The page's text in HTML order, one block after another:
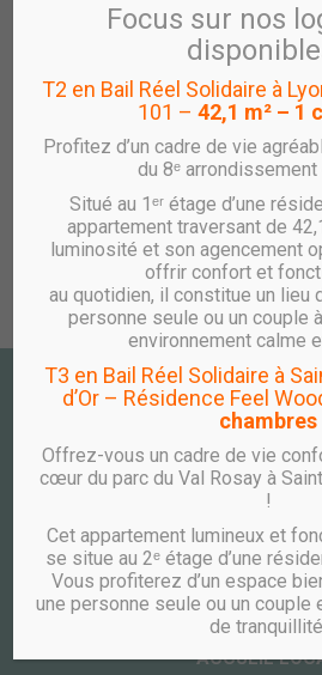
THIERRY DUGELAY
Lieu : Villeurbanne
CONTACT
PÔLE
10 avenue des
CS 10036
69517 VAULX
ACCUEIL
04 26 59 05 23
ACCUEIL
Focus sur nos
T2 en Bail Réel Solidaire à
101 – 42,1 m² – 1
Profitez d’un cadre de vie
du 8ᵉ arrondissement
Situé au 1ᵉʳ étage d’une
appartement traversant de
luminosité et son agencement
offrir confort et
au quotidien, il constitue un lieu
personne seule ou un couple
environnement calme
T3 en Bail Réel Solidaire à
d’Or – Résidence Feel
chambres
Offrez-vous un cadre de vie
cœur du parc du Val Rosay à
!
Cet appartement lumineux et
se situe au 2ᵉ étage d’une
Vous profiterez d’un espace
une personne seule ou un couple
de